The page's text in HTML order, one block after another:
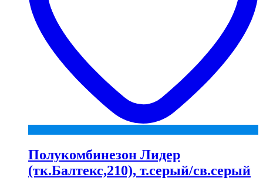
Полукомбинезон Лидер
(тк.Балтекс,210), т.серый/св.серый